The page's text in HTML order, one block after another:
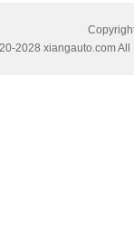
2028 xiangauto.com